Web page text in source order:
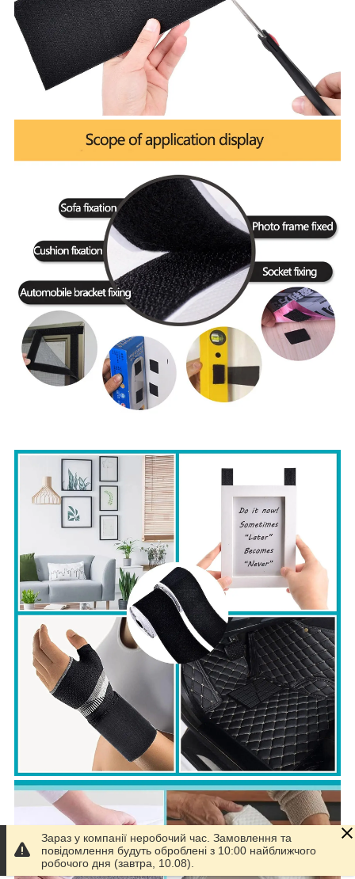
Зараз у компанії неробочий час. Замовлення та
повідомлення будуть оброблені з 10:00 найближчого
робочого дня (завтра, 10.08).